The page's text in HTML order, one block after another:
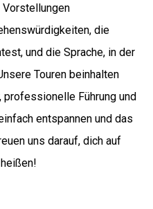
Vorstellungen
die
und die Sprache, in der
Touren beinhalten
professionelle Führung und
entspannen und das
uns darauf, dich auf